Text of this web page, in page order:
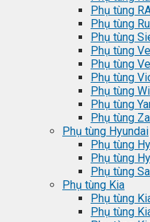
Phụ tùng
Phụ tùng
Phụ tùng
Phụ tùng
Phụ tùng
Phụ tùng
Phụ tùng
Phụ tùng
Phụ tùng
Phụ tùng Hyundai
Phụ tùng
Phụ tùng
Phụ tùng
Phụ tùng Kia
Phụ tùng
Phụ tùng